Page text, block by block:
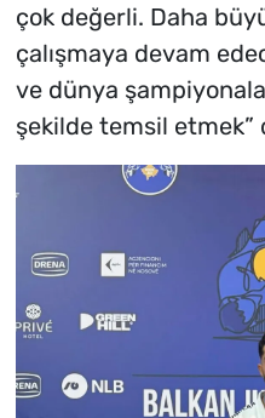
çok değerli. Daha
çalışmaya devam
ve dünya
şekilde temsil etmek”